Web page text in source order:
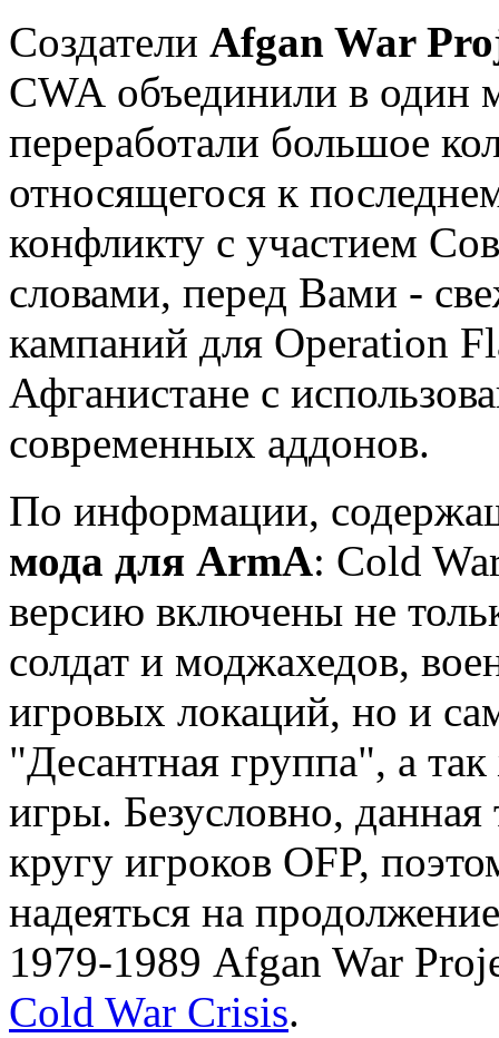
Создатели Afgan War
CWA объединили в один
переработали большое
относящегося к
конфликту с участием
словами, перед Вами -
кампаний для Operation
Афганистане с
современных аддонов.
По информации,
мода для ArmA: Cold
версию включены не
солдат и моджахедов,
игровых локаций, но и
"Десантная группа", а
игры. Безусловно,
кругу игроков OFP,
надеяться на
1979-1989 Afgan War
Cold War Crisis.